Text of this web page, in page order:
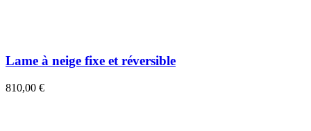
Lame à neige fixe et réversible
810,00 €